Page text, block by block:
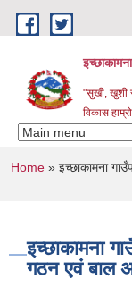
Skip to main content
"सुखी, खुशी र
विकास
You are
Home » इच्छाकामना
इच्छाकामना
गठन एवं बाल